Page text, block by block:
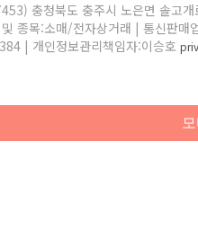
충청북도 충주시 노은면 솔고
종목:소매/전자상거래 | 통신판매
| 개인정보관리책임자:이승호